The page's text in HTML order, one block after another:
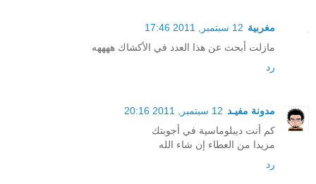
مغربية 12 سبتمبر, 2011 17:46
مازلت أبحث عن هذا العدد في الأكشاك ههههه
رد
مدونة مفيـد 12 سبتمبر, 2011 20:16
كم أنت ديبلوماسية في أجوبتك
مزيدا من العطاء إن شاء الله
رد